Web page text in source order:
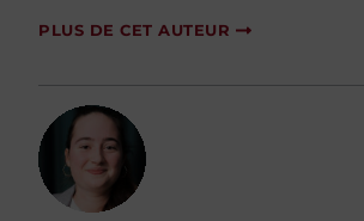
PLUS DE CET AUTEUR